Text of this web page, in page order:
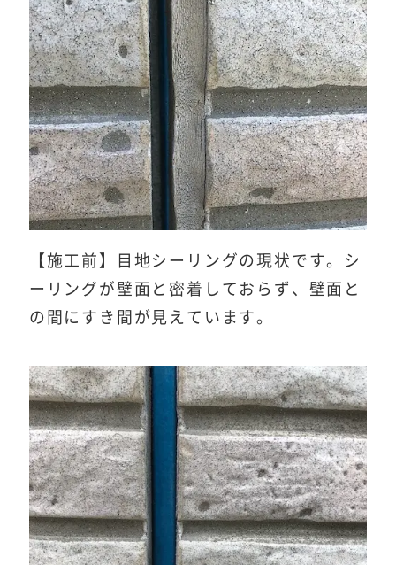
【施工前】目地シーリングの現状です。シ
ーリングが壁面と密着しておらず、壁面と
の間にすき間が見えています。